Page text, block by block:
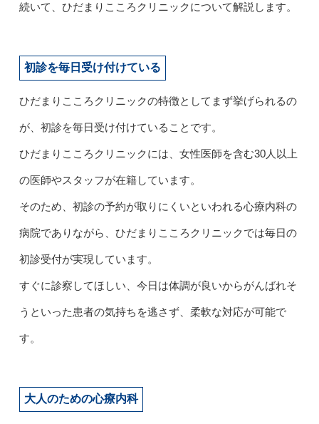
続いて、ひだまりこころクリニックについて解説します。
初診を毎日受け付けている
ひだまりこころクリニックの特徴としてまず挙げられるの
が、初診を毎日受け付けていることです。
ひだまりこころクリニックには、女性医師を含む30人以上
の医師やスタッフが在籍しています。
そのため、初診の予約が取りにくいといわれる心療内科の
病院でありながら、ひだまりこころクリニックでは毎日の
初診受付が実現しています。
すぐに診察してほしい、今日は体調が良いからがんばれそ
うといった患者の気持ちを逃さず、柔軟な対応が可能で
す。
大人のための心療内科